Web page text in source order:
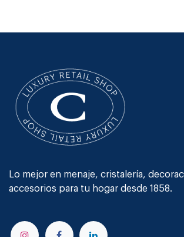
Lo mejor en menaje, cristalería,
accesorios para tu hogar desde 1858.